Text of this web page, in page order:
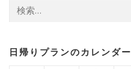
索:
日帰りプランのカレンダー